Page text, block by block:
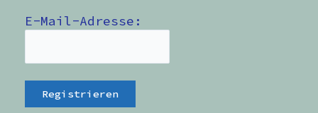
E-Mail-Adresse: